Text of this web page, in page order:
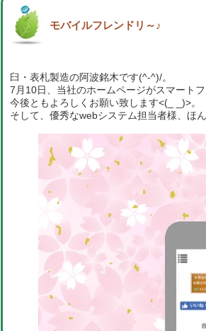
モバイルフレンドリ～♪
臼・表札製造の阿波銘木です(^-^)/。
7月10日、当社のホームページがスマートフ
今後ともよろしくお願い致します<(_ _)>。
そして、優秀なwebシステム担当者様、ほ